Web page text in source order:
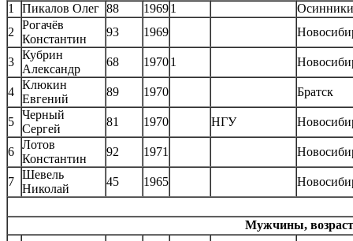
1
Пикалов Олег 88 19691
Осинники
2
Рогачёв
Константин
93 1969
3
Кубрин
Александр
68 19701
4
Клюкин
Евгений
89 1970 Братск
5
Черный
Сергей
81 1970 НГУ
6
Лотов
Константин
92 1971
7
Шевель
Николай
45 1965
Мужчины,